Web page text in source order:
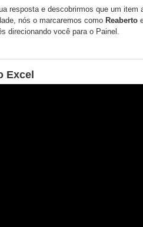
resposta e descobrirmos que um
nós o marcaremos como Reaberto
direcionando você para o Painel.
Excel